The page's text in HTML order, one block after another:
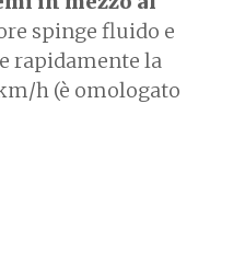
spinge fluido e
rapidamente la
h (è omologato